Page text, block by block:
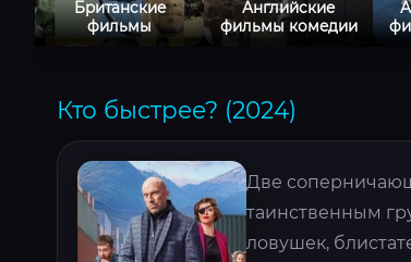
Британские
фильмы
Английские
фильмы комедии
Кто быстрее? (2024)
Две
таинственным
ловушек,